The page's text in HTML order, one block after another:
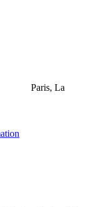
Paris, La